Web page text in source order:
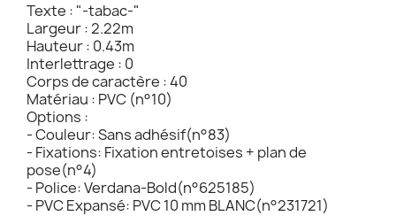
Texte : "-tabac-"
Largeur : 2.22m
Hauteur : 0.43m
Interlettrage : 0
Corps de caractère : 40
Matériau : PVC (n°10)
Options :
- Couleur: Sans adhésif(n°83)
- Fixations: Fixation entretoises + plan de
pose(n°4)
- Police: Verdana-Bold(n°625185)
- PVC Expansé: PVC 10 mm BLANC(n°231721)